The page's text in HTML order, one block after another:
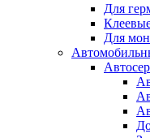
Для
Для